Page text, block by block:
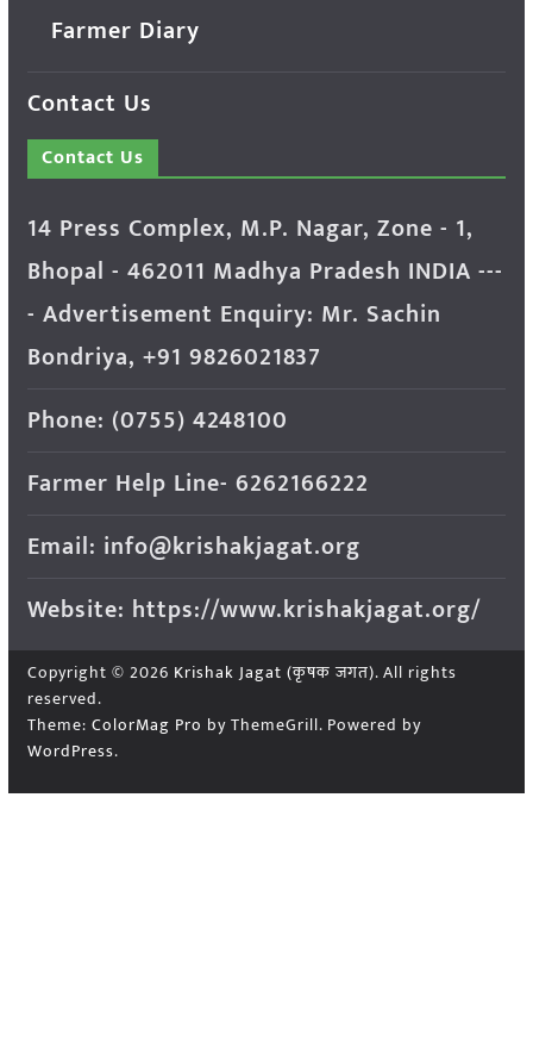
Farmer Diary
Contact Us
Contact Us
14 Press Complex, M.P. Nagar, Zone - 1,
Bhopal - 462011 Madhya Pradesh INDIA ---
- Advertisement Enquiry: Mr. Sachin
Bondriya, +91 9826021837
Phone: (0755) 4248100
Farmer Help Line- 6262166222
Email: info@krishakjagat.org
Website: https://www.krishakjagat.org/
Copyright © 2026 Krishak Jagat (कृषक जगत). All rights
reserved.
Theme: ColorMag Pro by ThemeGrill. Powered by
WordPress.